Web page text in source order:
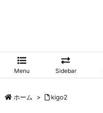
Menu Sidebar
ホーム > kigo2